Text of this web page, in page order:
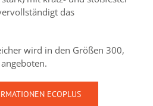
das
wird in den Größen 300,
ECOPLUS